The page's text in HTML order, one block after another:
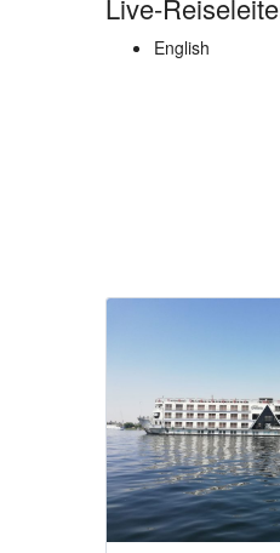
Live-
English